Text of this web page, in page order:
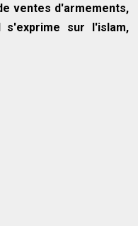
ventes d'armements,
s'exprime sur l'islam,